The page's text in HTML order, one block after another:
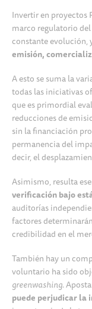
Invertir en proyectos
marco regulatorio
constante evolución,
emisión,
A esto se suma la
todas las iniciativas
que es primordial
reducciones de
sin la financiación
permanencia del
decir, el
Asimismo, resulta
verificación bajo
auditorías
factores
credibilidad en el
También hay un
voluntario ha sido
greenwashing.
puede perjudicar la